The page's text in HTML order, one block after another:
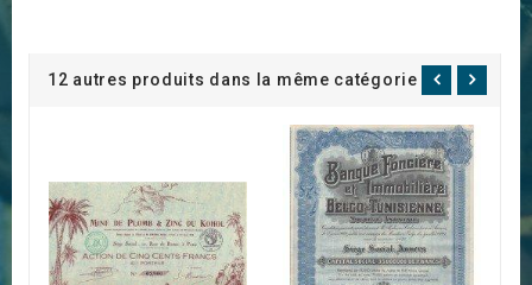
12 autres produits dans la même catégorie :